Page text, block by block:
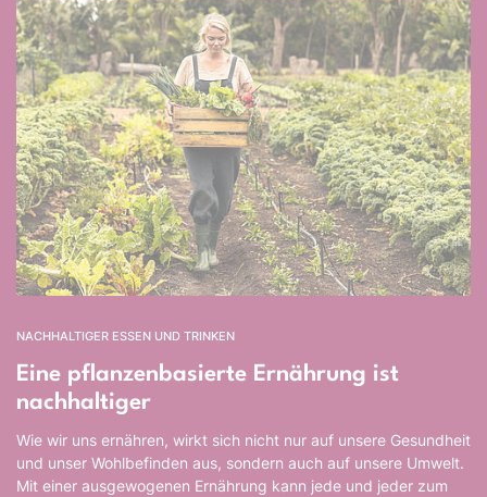
NACHHALTIGER ESSEN UND TRINKEN
Eine pflanzenbasierte Ernährung ist
nachhaltiger
Wie wir uns ernähren, wirkt sich nicht nur auf unsere Gesundheit
und unser Wohlbefinden aus, sondern auch auf unsere Umwelt.
Mit einer ausgewogenen Ernährung kann jede und jeder zum